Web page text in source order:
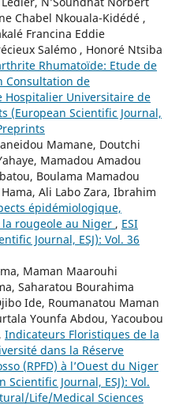
Chabel Nkouala-Kidédé ,
Francina Eddie
Salémo , Honoré Ntsiba
Rhumatoïde: Etude de
Consultation de
Hospitalier Universitaire de
(European Scientific Journal,
Mamane, Doutchi
Mamadou Amadou
Boulama Mamadou
Ali Labo Zara, Ibrahim
épidémiologique,
rougeole au Niger , ESI
Journal, ESJ): Vol. 36
Maman Maarouhi
Saharatou Bourahima
Ide, Roumanatou Maman
Younfa Abdou, Yacoubou
Indicateurs Floristiques de la
dans la Réserve
(RPFD) à l’Ouest du Niger
Scientific Journal, ESJ): Vol.
Life/Medical Sciences